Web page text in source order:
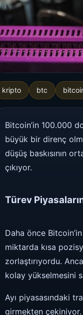
kripto btc
Bitcoin’in 100.000
büyük bir direnç
düşüş baskısının
çıkıyor.
Türev
Daha önce
miktarda kısa
zorlaştırıyordu.
kolay yükselmesini
Ayı piyasasındaki
girmekten